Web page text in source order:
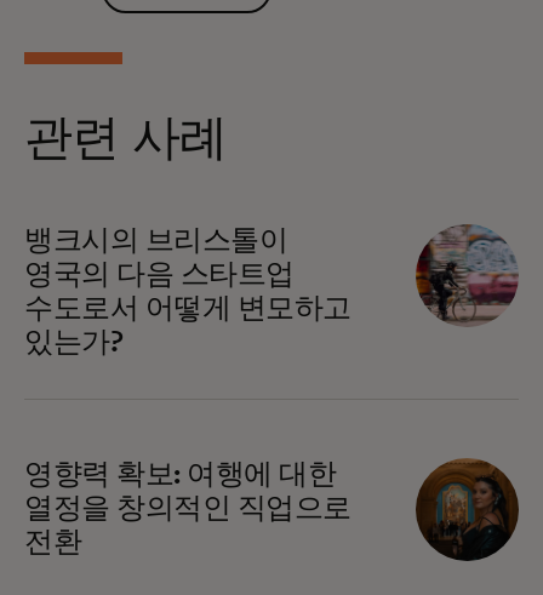
관련 사례
뱅크시의 브리스톨이
영국의 다음 스타트업
수도로서 어떻게 변모하고
있는가?
영향력 확보: 여행에 대한
열정을 창의적인 직업으로
전환